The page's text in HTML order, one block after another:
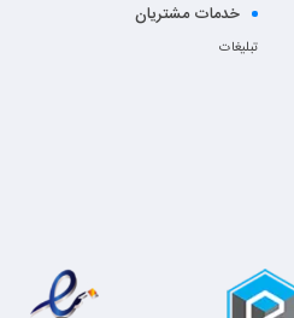
خدمات مشتریان
تبلیغات